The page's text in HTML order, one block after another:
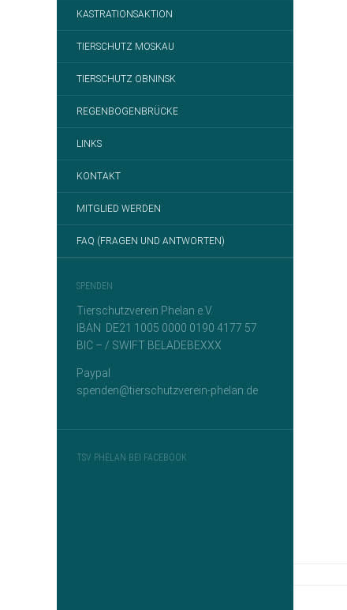
KASTRATIONSAKTION
TIERSCHUTZ MOSKAU
TIERSCHUTZ OBNINSK
REGENBOGENBRÜCKE
LINKS
KONTAKT
MITGLIED WERDEN
FAQ (FRAGEN UND ANTWORTEN)
SPENDEN
Tierschutzverein Phelan e.V.
IBAN DE21 1005 0000 0190 4177 57
BIC – / SWIFT BELADEBEXXX
Paypal
spenden@tierschutzverein-phelan.de
TSV PHELAN BEI FACEBOOK